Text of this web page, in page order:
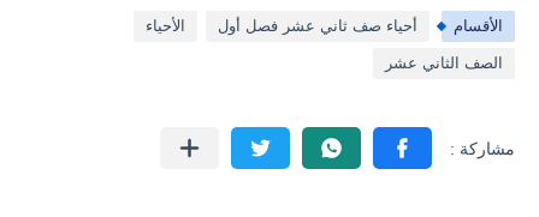
الأقسام أحياء صف ثاني عشر فصل أول الأحياء
الصف الثاني عشر